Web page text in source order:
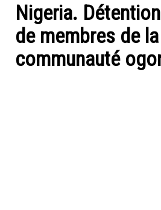
Nigeria.
de membres de la
communauté